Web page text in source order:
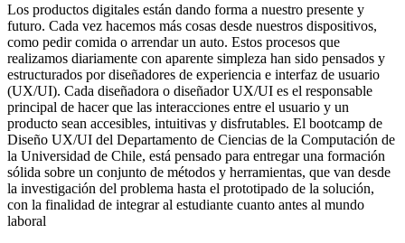
Los productos digitales están dando forma a nuestro presente y
futuro. Cada vez hacemos más cosas desde nuestros dispositivos,
como pedir comida o arrendar un auto. Estos procesos que
realizamos diariamente con aparente simpleza han sido pensados y
estructurados por diseñadores de experiencia e interfaz de usuario
(UX/UI). Cada diseñadora o diseñador UX/UI es el responsable
principal de hacer que las interacciones entre el usuario y un
producto sean accesibles, intuitivas y disfrutables. El bootcamp de
Diseño UX/UI del Departamento de Ciencias de la Computación de
la Universidad de Chile, está pensado para entregar una formación
sólida sobre un conjunto de métodos y herramientas, que van desde
la investigación del problema hasta el prototipado de la solución,
con la finalidad de integrar al estudiante cuanto antes al mundo
laboral